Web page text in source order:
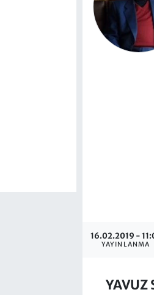
16.02.2019 -
YAYINLANMA
YAVUZ